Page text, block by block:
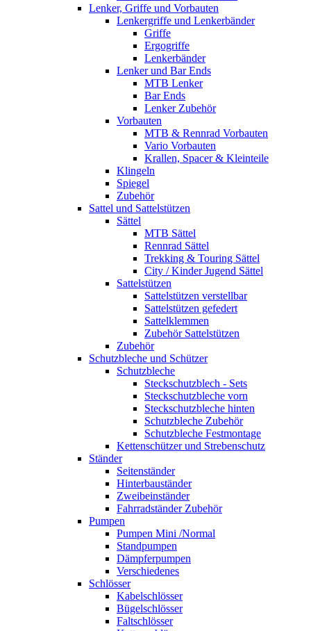
Lenker, Griffe und Vorbauten
Lenkergriffe und Lenkerbänder
Griffe
Ergogriffe
Lenkerbänder
Lenker und Bar Ends
MTB Lenker
Bar Ends
Lenker Zubehör
Vorbauten
MTB & Rennrad Vorbauten
Vario Vorbauten
Krallen, Spacer & Kleinteile
Klingeln
Spiegel
Zubehör
Sattel und Sattelstützen
Sättel
MTB Sättel
Rennrad Sättel
Trekking & Touring Sättel
City / Kinder Jugend Sättel
Sattelstützen
Sattelstützen verstellbar
Sattelstützen gefedert
Sattelklemmen
Zubehör Sattelstützen
Zubehör
Schutzbleche und Schützer
Schutzbleche
Steckschutzblech - Sets
Steckschutzbleche vorn
Steckschutzbleche hinten
Schutzbleche Zubehör
Schutzbleche Festmontage
Kettenschützer und Strebenschutz
Ständer
Seitenständer
Hinterbauständer
Zweibeinständer
Fahrradständer Zubehör
Pumpen
Pumpen Mini /Normal
Standpumpen
Dämpferpumpen
Verschiedenes
Schlösser
Kabelschlösser
Bügelschlösser
Faltschlösser